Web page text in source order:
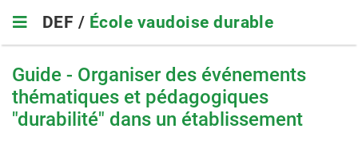
main
navigation
DEF / École vaudoise durable
Guide - Organiser des événements
thématiques et pédagogiques
"durabilité" dans un établissement